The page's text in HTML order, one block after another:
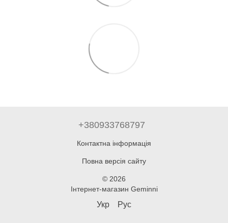
+380933768797
Контактна інформація
Повна версія сайту
© 2026
Інтернет-магазин Geminni
Укр Рус